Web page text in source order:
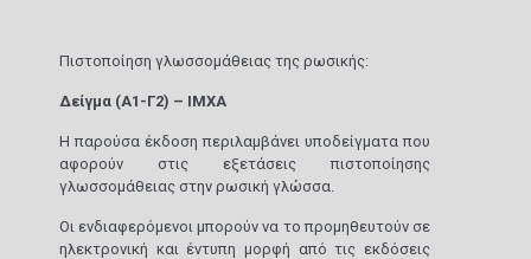
Πιστοποίηση γλωσσομάθειας της ρωσικής:
Δείγμα (Α1-Γ2) – IMXA
Η παρούσα έκδοση περιλαμβάνει υποδείγματα που
αφορούν στις εξετάσεις πιστοποίησης
γλωσσομάθειας στην ρωσική γλώσσα.
Οι ενδιαφερόμενοι μπορούν να το προμηθευτούν σε
ηλεκτρονική και έντυπη μορφή από τις εκδόσεις